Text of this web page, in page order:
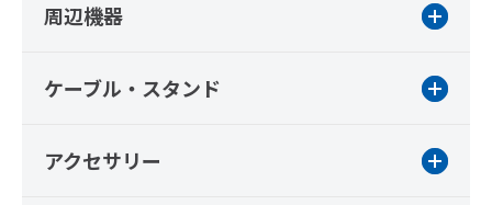
周辺機器
ケーブル・スタンド
アクセサリー